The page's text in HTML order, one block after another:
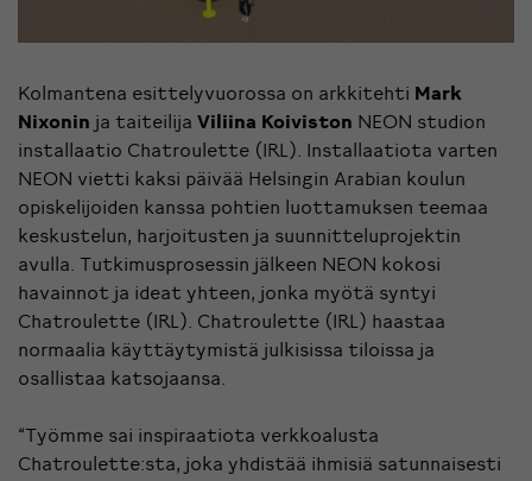
Kolmantena esittelyvuorossa on arkkitehti Mark
Nixonin ja taiteilija Viliina Koiviston NEON studion
installaatio Chatroulette (IRL). Installaatiota varten
NEON vietti kaksi päivää Helsingin Arabian koulun
opiskelijoiden kanssa pohtien luottamuksen teemaa
keskustelun, harjoitusten ja suunnitteluprojektin
avulla. Tutkimusprosessin jälkeen NEON kokosi
havainnot ja ideat yhteen, jonka myötä syntyi
Chatroulette (IRL). Chatroulette (IRL) haastaa
normaalia käyttäytymistä julkisissa tiloissa ja
osallistaa katsojaansa.
“Työmme sai inspiraatiota verkkoalusta
Chatroulette:sta, joka yhdistää ihmisiä satunnaisesti